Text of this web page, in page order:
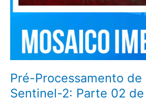
Pré-Processamento de
Sentinel-2: Parte 02